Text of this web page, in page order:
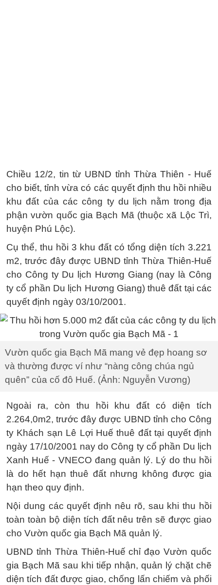
Chiều 12/2, tin từ UBND tỉnh Thừa Thiên - Huế
cho biết, tỉnh vừa có các quyết định thu hồi nhiều
khu đất của các công ty du lịch nằm trong địa
phận vườn quốc gia Bạch Mã (thuộc xã Lộc Trì,
huyện Phú Lộc).
Cụ thể, thu hồi 3 khu đất có tổng diện tích 3.221
m2, trước đây được UBND tỉnh Thừa Thiên-Huế
cho Công ty Du lịch Hương Giang (nay là Công
ty cổ phần Du lịch Hương Giang) thuê đất tại các
quyết định ngày 03/10/2001.
Vườn quốc gia Bạch Mã mang vẻ đẹp hoang sơ
và thường được ví như “nàng công chúa ngủ
quên” của cố đô Huế. (Ảnh: Nguyễn Vương)
Ngoài ra, còn thu hồi khu đất có diện tích
2.264,0m2, trước đây được UBND tỉnh cho Công
ty Khách sạn Lê Lợi Huế thuê đất tại quyết định
ngày 17/10/2001 nay do Công ty cổ phần Du lịch
Xanh Huế - VNECO đang quản lý. Lý do thu hồi
là do hết hạn thuê đất nhưng không được gia
hạn theo quy định.
Nội dung các quyết định nêu rõ, sau khi thu hồi
toàn toàn bộ diện tích đất nêu trên sẽ được giao
cho Vườn quốc gia Bạch Mã quản lý.
UBND tỉnh Thừa Thiên-Huế chỉ đạo Vườn quốc
gia Bạch Mã sau khi tiếp nhận, quản lý chặt chẽ
diện tích đất được giao, chống lấn chiếm và phối